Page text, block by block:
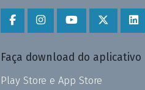
Faça download do aplicativo
Play Store e App Store